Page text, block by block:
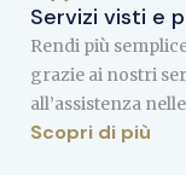
Servizi visti e
Rendi più
grazie ai nostri
all’assistenza
Scopri di più